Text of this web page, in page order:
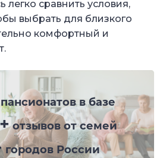
легко сравнить условия,
выбрать для близкого
комфортный и
пансионатов в базе
отзывов от семей
городов России